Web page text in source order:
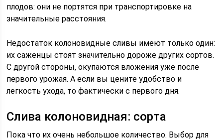
плодов: они не портятся при транспортировке на
значительные расстояния.
Недостаток колоновидные сливы имеют только один:
их саженцы стоят значительно дороже других сортов.
С другой стороны, окупаются вложения уже после
первого урожая. А если вы цените удобство и
легкость ухода, то фактически с первого дня.
Слива колоновидная: сорта
Пока что их очень небольшое количество. Выбор для